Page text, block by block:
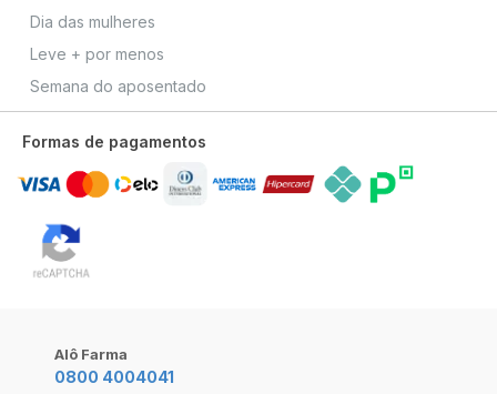
Dia das mulheres
Leve + por menos
Semana do aposentado
Formas de pagamentos
Alô Farma
0800 4004041